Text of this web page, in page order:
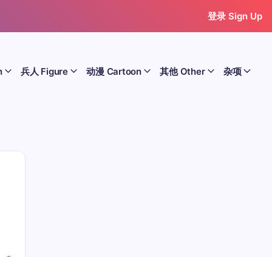
登录 Sign Up
兵人 Figure 动漫 Cartoon 其他 Other 杂项